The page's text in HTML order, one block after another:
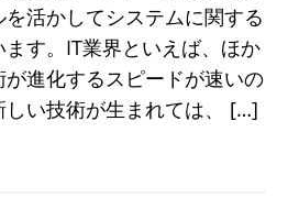
活かしてシステムに関する
す。IT業界といえば、ほか
進化するスピードが速いの
しい技術が生まれては、 […]